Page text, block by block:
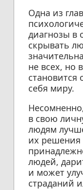
Одна из
диагнозы в
скрывать
не всех, но
себя миру.
в свою
людям
их решения
людей,
и может
страданий